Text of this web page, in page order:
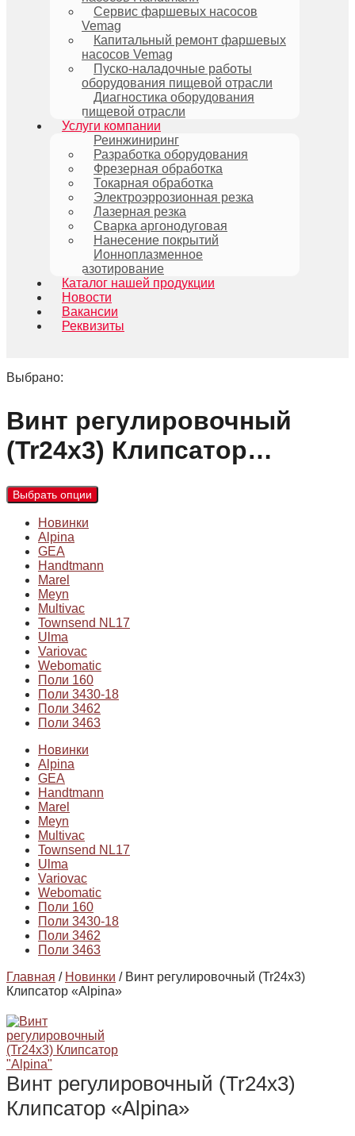
Сервис фаршевых насосов
Vemag
Капитальный ремонт фаршевых
насосов Vemag
Пуско-наладочные работы
оборудования пищевой отрасли
Диагностика оборудования
пищевой отрасли
Услуги компании
Реинжиниринг
Разработка оборудования
Фрезерная обработка
Токарная обработка
Электроэррозионная резка
Лазерная резка
Сварка аргонодуговая
Нанесение покрытий
Ионноплазменное
азотирование
Каталог нашей продукции
Новости
Вакансии
Реквизиты
Выбрано:
Винт регулировочный
(Tr24x3) Клипсатор…
Выбрать опции
Новинки
Alpina
GEA
Handtmann
Marel
Meyn
Multivac
Townsend NL17
Ulma
Variovac
Webomatic
Поли 160
Поли 3430-18
Поли 3462
Поли 3463
Новинки
Alpina
GEA
Handtmann
Marel
Meyn
Multivac
Townsend NL17
Ulma
Variovac
Webomatic
Поли 160
Поли 3430-18
Поли 3462
Поли 3463
Главная / Новинки / Винт регулировочный (Tr24x3)
Клипсатор «Alpina»
Винт регулировочный (Tr24x3)
Клипсатор «Alpina»